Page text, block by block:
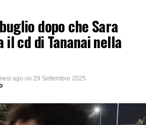
dopo che Sara
cd di Tananai nella
ago on 29 Settembre 2025